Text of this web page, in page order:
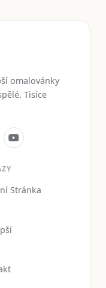
omalovánky
Tisíce
Stránka